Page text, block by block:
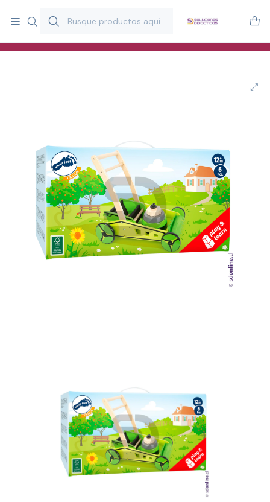
y estimulación infantil en Chile.
Especialistas en recursos educativos para aulas, terapeutas y